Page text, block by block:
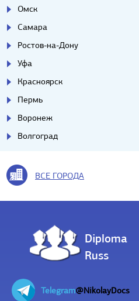
Омск
Самара
Ростов-на-Дону
Уфа
Красноярск
Пермь
Воронеж
Волгоград
ВСЕ ГОРОДА
Diploma
Russ
Telegram@NikolayDocs